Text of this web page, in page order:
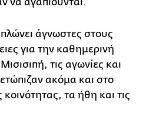
άγνωστες στους
για την καθημερινή
τις αγωνίες και
ακόμα και στο
κοινότητας, τα ήθη και τις